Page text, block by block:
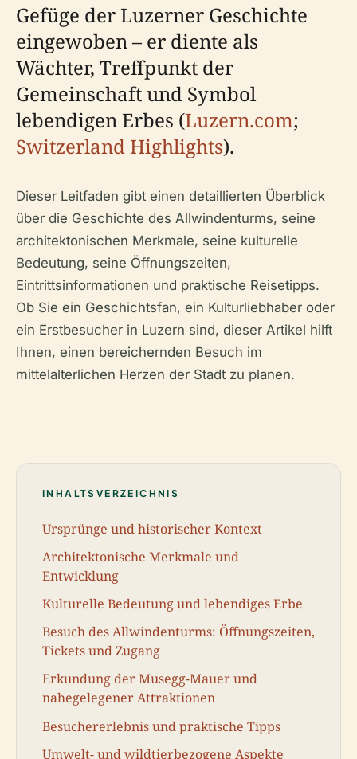
Gefüge der Luzerner Geschichte
eingewoben – er diente als
Wächter, Treffpunkt der
Gemeinschaft und Symbol
lebendigen Erbes (Luzern.com;
Switzerland Highlights).
Dieser Leitfaden gibt einen detaillierten Überblick
über die Geschichte des Allwindenturms, seine
architektonischen Merkmale, seine kulturelle
Bedeutung, seine Öffnungszeiten,
Eintrittsinformationen und praktische Reisetipps.
Ob Sie ein Geschichtsfan, ein Kulturliebhaber oder
ein Erstbesucher in Luzern sind, dieser Artikel hilft
Ihnen, einen bereichernden Besuch im
mittelalterlichen Herzen der Stadt zu planen.
INHALTSVERZEICHNIS
Ursprünge und historischer Kontext
Architektonische Merkmale und
Entwicklung
Kulturelle Bedeutung und lebendiges Erbe
Besuch des Allwindenturms: Öffnungszeiten,
Tickets und Zugang
Erkundung der Musegg-Mauer und
nahegelegener Attraktionen
Besuchererlebnis und praktische Tipps
Umwelt- und wildtierbezogene Aspekte